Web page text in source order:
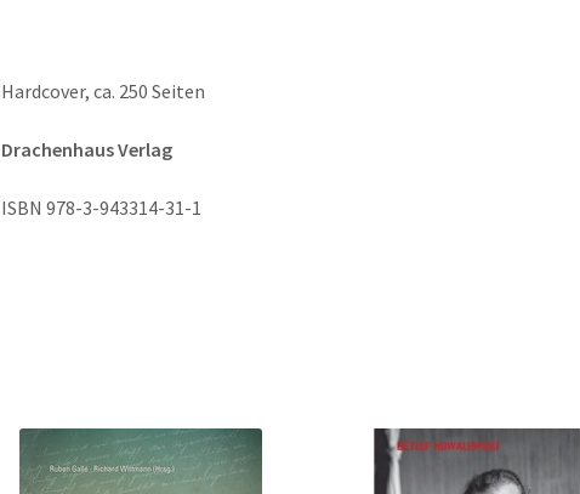
Hardcover, ca. 250 Seiten
Drachenhaus Verlag
ISBN 978-3-943314-31-1